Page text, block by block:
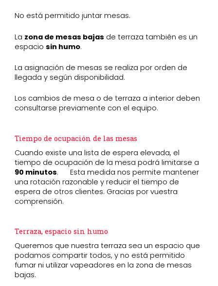
No está permitido juntar mesas.
La zona de mesas bajas de terraza también es un
espacio sin humo.
La asignación de mesas se realiza por orden de
llegada y según disponibilidad.
Los cambios de mesa o de terraza a interior deben
consultarse previamente con el equipo.
Tiempo de ocupación de las mesas
Cuando existe una lista de espera elevada, el
tiempo de ocupación de la mesa podrá limitarse a
90 minutos. Esta medida nos permite mantener
una rotación razonable y reducir el tiempo de
espera de otros clientes. Gracias por vuestra
comprensión.
Terraza, espacio sin humo
Queremos que nuestra terraza sea un espacio que
podamos compartir todos, y no está permitido
fumar ni utilizar vapeadores en la zona de mesas
bajas.